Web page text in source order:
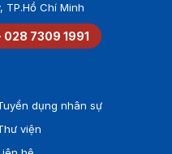
TP.Hồ Chí Minh
028 7309 1991
dụng nhân sự
viện